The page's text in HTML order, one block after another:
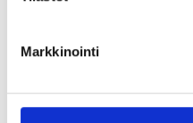
Markkinointi